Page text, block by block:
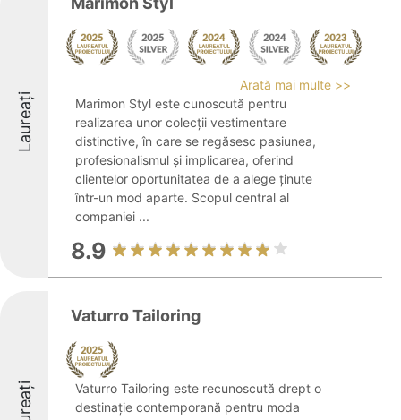
Laureați
Arată mai multe >>
Marimon Styl este cunoscută pentru
realizarea unor colecții vestimentare
distinctive, în care se regăsesc pasiunea,
profesionalismul și implicarea, oferind
clientelor oportunitatea de a alege ținute
într-un mod aparte. Scopul central al
companiei ...
8.9
Vaturro Tailoring
Vaturro Tailoring este recunoscută drept o
destinație contemporană pentru moda